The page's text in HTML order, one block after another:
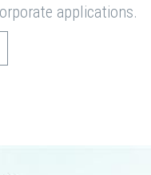
applications.